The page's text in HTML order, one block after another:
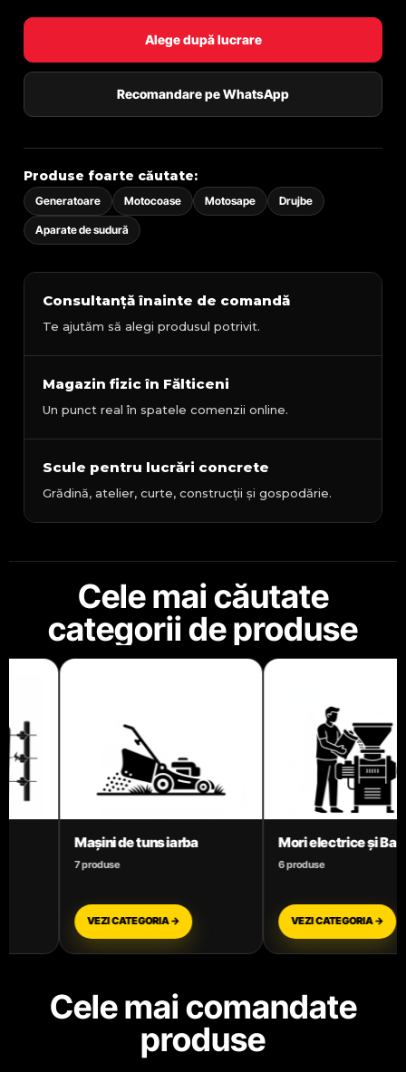
Alege după lucrare
Recomandare pe WhatsApp
Produse foarte căutate:
Generatoare Motocoase Motosape Drujbe
Aparate de sudură
Consultanță înainte de comandă
Te ajutăm să alegi produsul potrivit.
Magazin fizic în Fălticeni
Un punct real în spatele comenzii online.
Scule pentru lucrări concrete
Grădină, atelier, curte, construcții și gospodărie.
Cele mai căutate
categorii de produse
Mori electrice și Batoze
6 produse
VEZI CATEGORIA →
Motoare termice
3 produse
VEZI CATEGORIA →
Cele mai comandate
produse